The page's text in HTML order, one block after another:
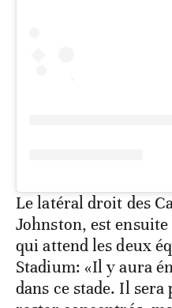
Le latéral droit des
Johnston, est
qui attend les deux
Stadium: «Il y aura
dans ce stade. Il